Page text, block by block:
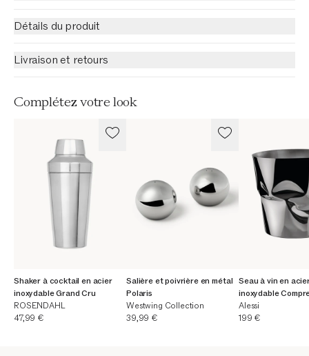
Détails du produit
Livraison et retours
Complétez votre look
Shaker à cocktail en acier
inoxydable Grand Cru
ROSENDAHL
Prix actuel
47,99 €
Salière et poivrière en métal
Polaris
Westwing Collection
Prix actuel
39,99 €
Seau à vin en
inoxydable
Alessi
Prix actuel
199 €